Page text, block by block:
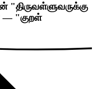
— "குறள்